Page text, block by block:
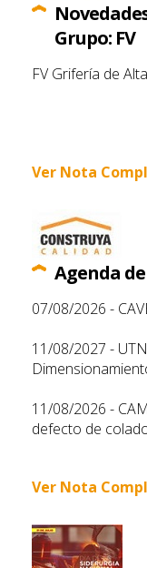
Grupo: FV
FV Grifería de
Ver Nota
Agenda
07/08/2026 -
11/08/2027 -
11/08/2026 -
defecto de
Ver Nota